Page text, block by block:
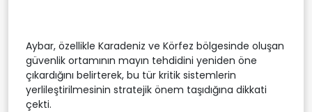
Aybar, özellikle Karadeniz ve Körfez bölgesinde oluşan
güvenlik ortamının mayın tehdidini yeniden öne
çıkardığını belirterek, bu tür kritik sistemlerin
yerlileştirilmesinin stratejik önem taşıdığına dikkati
çekti.